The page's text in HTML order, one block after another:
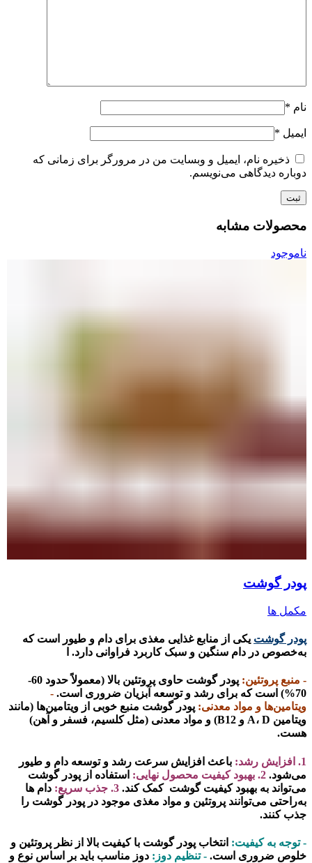
نام *
ایمیل *
ذخیره نام، ایمیل و وبسایت من در مرورگر برای زمانی که
دوباره دیدگاهی می‌نویسم.
محصولات مشابه
ناموجود
پودر گوشت
مکمل ها
پودر گوشت یکی از منابع غذایی مغذی برای دام و طیور است که
به‌خصوص در دام سنگین و سبک کاربرد فراوانی دارد. ا
- منبع پروتئین:
پودر گوشت حاوی پروتئین بالا (معمولاً حدود 60-
70%) است که برای رشد و توسعه آبزیان ضروری است.
-
ویتامین‌ها و مواد معدنی: پودر گوشت منبع خوبی از ویتامین‌ها (مانند
ویتامین A، D و B12) و مواد معدنی (مثل کلسیم، فسفر و آهن)
هست.
1. افزایش رشد:
باعث افزایش سرعت رشد و توسعه دام و طیور
می‌شود. 2. بهبود کیفیت محصول نهایی:
استفاده از پودر گوشت
می‌تواند به بهبود کیفیت گوشت کمک کند. 3. جذب سریع:
دام ها
به‌راحتی می‌توانند پروتئین و مواد مغذی موجود در پودر گوشت را
جذب کنند.
- توجه به کیفیت: انتخاب پودر گوشت با کیفیت بالا از نظر پروتئین و
خلوص ضروری است. - تنظیم دوز: دوز مناسب باید بر اساس نوع و